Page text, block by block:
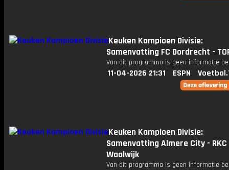
Keuken Kampioen Divisie:
Samenvatting FC Dordrecht -
Van dit programma is geen informatie
11-04-2026 21:31 ESPN
Keuken Kampioen Divisie:
Samenvatting Almere City - RKC
Waalwijk
Van dit programma is geen informatie